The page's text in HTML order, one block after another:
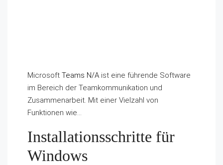
Microsoft Teams N/A ist eine führende Software
im Bereich der Teamkommunikation und
Zusammenarbeit. Mit einer Vielzahl von
Funktionen wie…
Installationsschritte für
Windows